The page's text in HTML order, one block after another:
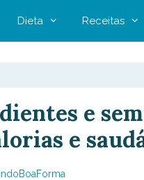
Dieta Receitas
e
e